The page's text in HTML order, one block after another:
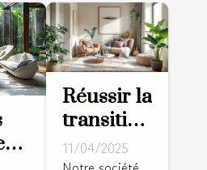
Réussir la
transition
vers un
11/04/2025